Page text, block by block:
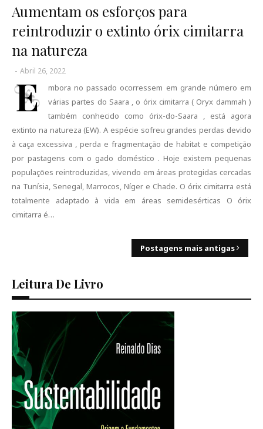
Aumentam os esforços para
reintroduzir o extinto órix cimitarra
na natureza
- Abril 26, 2022
E
mbora no passado ocorressem em grande número em
várias partes do Saara , o órix cimitarra ( Oryx dammah )
também conhecido como órix-do-Saara , está agora
extinto na natureza (EW). A espécie sofreu grandes perdas devido
à caça excessiva , perda e fragmentação de habitat e competição
por pastagens com o gado doméstico . Hoje existem pequenas
populações reintroduzidas, vivendo em áreas protegidas cercadas
na Tunísia, Senegal, Marrocos, Níger e Chade. O órix cimitarra está
totalmente adaptado à vida em áreas semidesérticas O órix
cimitarra é…
Postagens mais antigas
Leitura De Livro